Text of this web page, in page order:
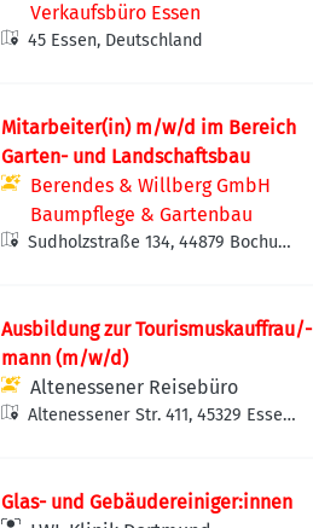
Verkaufsbüro Essen
45 Essen, Deutschland
Mitarbeiter(in) m/w/d im Bereich
Garten- und Landschaftsbau
Berendes & Willberg GmbH
Baumpflege & Gartenbau
Sudholzstraße 134, 44879 Bochum
Ausbildung zur Tourismuskauffrau/-
mann (m/w/d)
Altenessener Reisebüro
Altenessener Str. 411, 45329 Essen,
Glas- und Gebäudereiniger:innen